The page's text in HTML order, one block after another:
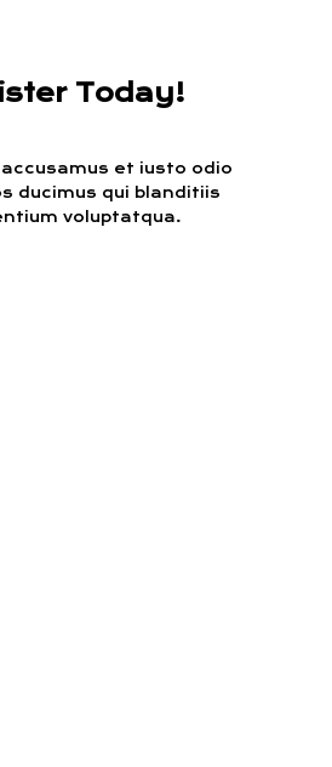
Today!
et iusto odio
ducimus qui blanditiis
voluptatqua.